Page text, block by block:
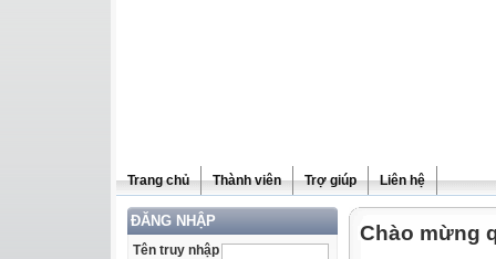
Trang chủ Thành viên Trợ giúp Liên hệ
ĐĂNG NHẬP
Tên truy nhập
Chào mừng